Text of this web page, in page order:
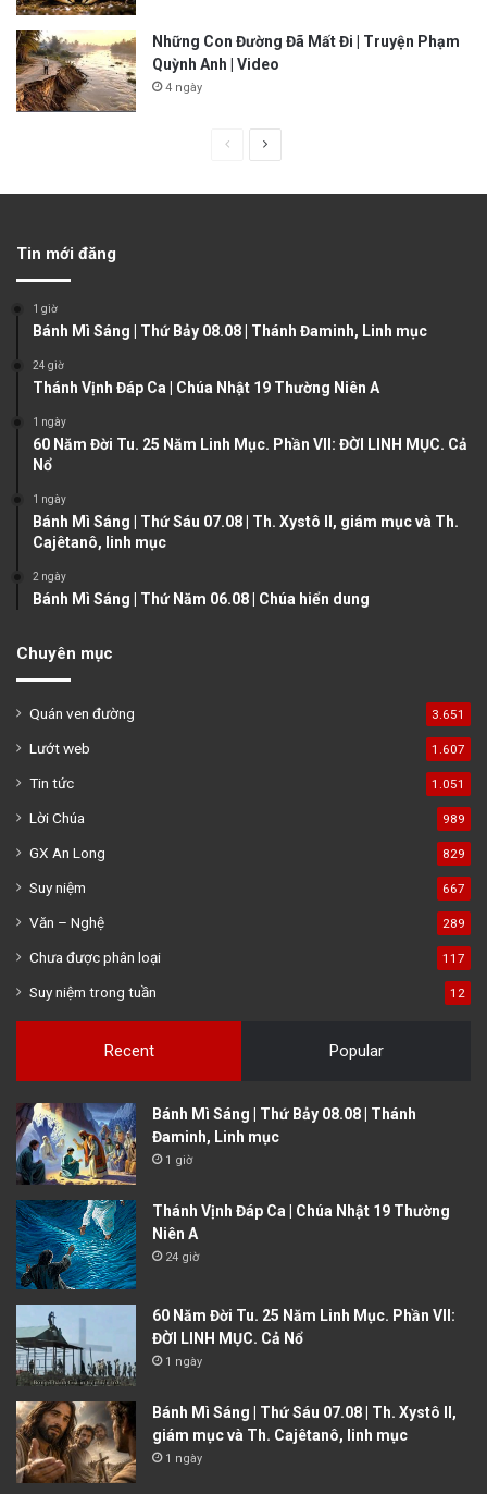
Những Con Đường Đã Mất Đi | Truyện Phạm
Quỳnh Anh | Video
4 ngày
u
p
g
g
Tin mới đăng
1 giờ
Bánh Mì Sáng | Thứ Bảy 08.08 | Thánh Đaminh, Linh mục
24 giờ
Thánh Vịnh Đáp Ca | Chúa Nhật 19 Thường Niên A
1 ngày
60 Năm Đời Tu. 25 Năm Linh Mục. Phần VII: ĐỜI LINH MỤC. Cả
Nổ
1 ngày
Bánh Mì Sáng | Thứ Sáu 07.08 | Th. Xystô II, giám mục và Th.
Cajêtanô, linh mục
2 ngày
Bánh Mì Sáng | Thứ Năm 06.08 | Chúa hiển dung
Chuyên mục
Quán ven đường 3.651
Lướt web 1.607
Tin tức 1.051
Lời Chúa 989
GX An Long 829
Suy niệm 667
Văn – Nghệ 289
Chưa được phân loại 117
Suy niệm trong tuần 12
Recent Popular
Bánh Mì Sáng | Thứ Bảy 08.08 | Thánh
Đaminh, Linh mục
1 giờ
Thánh Vịnh Đáp Ca | Chúa Nhật 19 Thường
Niên A
24 giờ
60 Năm Đời Tu. 25 Năm Linh Mục. Phần VII:
ĐỜI LINH MỤC. Cả Nổ
1 ngày
Bánh Mì Sáng | Thứ Sáu 07.08 | Th. Xystô II,
giám mục và Th. Cajêtanô, linh mục
1 ngày